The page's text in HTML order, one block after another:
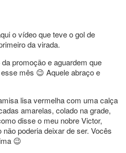
o vídeo que teve o gol de
da virada.
promoção e aguardem que
mês 😉 Aquele abraço e
lisa vermelha com uma calça
amarelas, colado na grade,
disse o meu nobre Victor,
poderia deixar de ser. Vocês
😉